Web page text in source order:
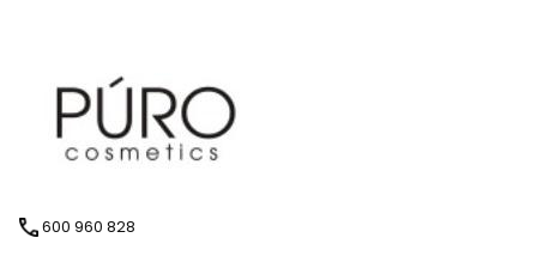
600 960 828